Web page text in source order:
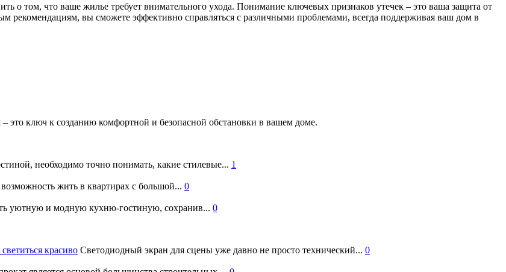
о том, что ваше жилье требует внимательного ухода. Понимание ключевых признаков утечек – это ваша защита от
вы сможете эффективно справляться с различными проблемами, всегда поддерживая ваш дом в
это ключ к созданию комфортной и безопасной обстановки в вашем доме.
необходимо точно понимать, какие стилевые... 1
жить в квартирах с большой... 0
уютную и модную кухню-гостиную, сохранив... 0
красиво Светодиодный экран для сцены уже давно не просто технический... 0